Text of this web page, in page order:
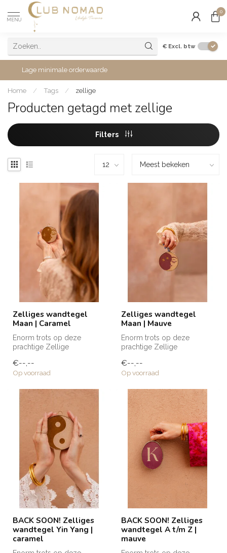
MENU
0
€ Excl. btw
Lage minimale orderwaarde
Home / Tags / zellige
Producten getagd met zellige
Filters
Zelliges wandtegel
Maan | Caramel
Enorm trots op deze
prachtige Zellige
eigen ontwerp zij...
€--,--
Op voorraad
Zelliges wandtegel
Maan | Mauve
Enorm trots op deze
prachtige Zellige
eigen ontwerp zij...
€--,--
Op voorraad
BACK SOON! Zelliges
wandtegel Yin Yang |
caramel
BACK SOON! Zelliges
wandtegel A t/m Z |
mauve